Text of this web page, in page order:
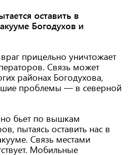
оставить в
Богодухов и
прицельно уничтожает
Связь может
районах Богодухова,
проблемы — в северной
бьет по вышкам
пытаясь оставить нас в
Связь местами
Мобильные